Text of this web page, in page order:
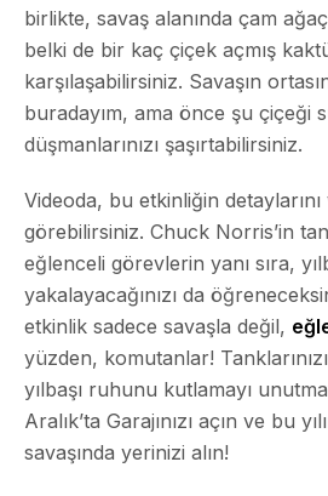
birlikte, savaş alanında çam
belki de bir kaç çiçek açmış
karşılaşabilirsiniz. Savaşın
buradayım, ama önce şu çiçeği
düşmanlarınızı şaşırtabilirsiniz.
Videoda, bu etkinliğin
görebilirsiniz. Chuck Norris’in
eğlenceli görevlerin yanı sıra,
yakalayacağınızı da
etkinlik sadece savaşla değil,
yüzden, komutanlar!
yılbaşı ruhunu kutlamayı
Aralık’ta Garajınızı açın ve bu
savaşında yerinizi alın!